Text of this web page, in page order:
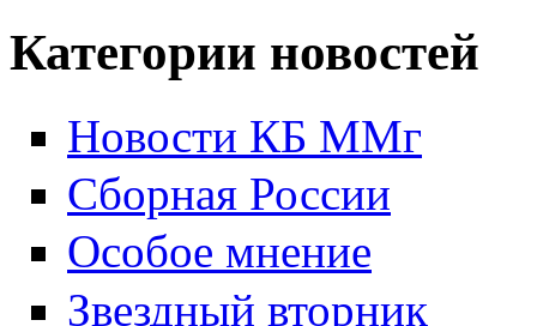
Категории новостей
Новости КБ ММг
Сборная России
Особое мнение
Звездный вторник